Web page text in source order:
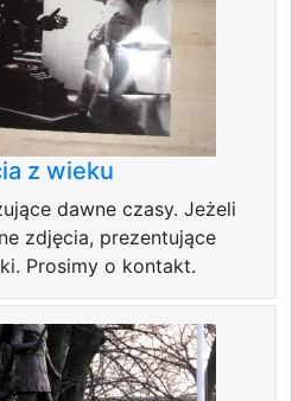
z wieku
dawne czasy. Jeżeli
zdjęcia, prezentujące
Prosimy o kontakt.